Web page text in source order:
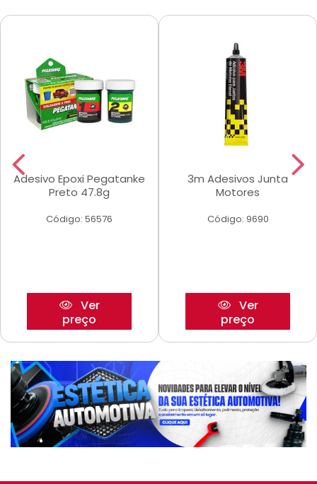
Adesivo Epoxi Pegatanke
Preto 47.8g
Código: 56576
Ver
preço
3m Adesivos Junta
Motores
Código: 9690
Ver
preço